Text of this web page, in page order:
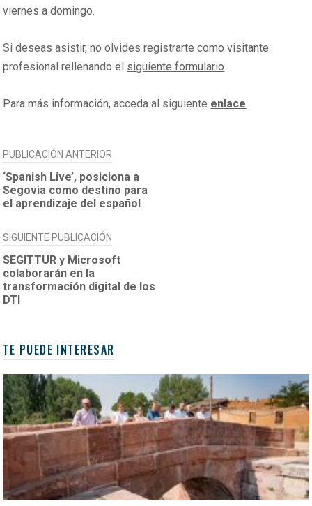
viernes a domingo.
Si deseas asistir, no olvides registrarte como visitante
profesional rellenando el siguiente formulario.
Para más información, acceda al siguiente enlace.
NAVEGACIÓN
DE
ENTRADAS
PUBLICACIÓN ANTERIOR
‘Spanish Live’, posiciona a
Segovia como destino para
el aprendizaje del español
SIGUIENTE PUBLICACIÓN
SEGITTUR y Microsoft
colaborarán en la
transformación digital de los
DTI
TE PUEDE INTERESAR